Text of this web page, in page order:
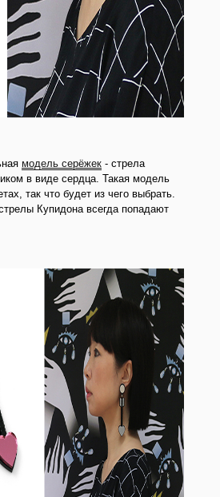
модель серёжек - стрела
в виде сердца. Такая модель
так что будет из чего выбрать.
Купидона всегда попадают